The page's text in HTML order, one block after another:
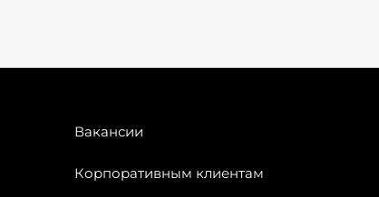
Вакансии
Корпоративным клиентам